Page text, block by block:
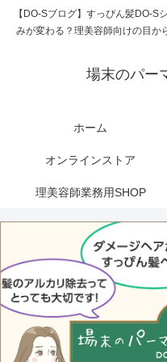
【DO-Sブログ】すっぴん髪DO-
みが変わる？理美容師向けの目か
場末のパー
ホーム
オンラインストア
理美容師業務用SHOP